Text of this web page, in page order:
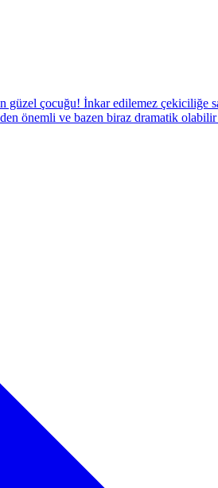
çocuğu! İnkar edilemez çekiciliğe
önemli ve bazen biraz dramatik